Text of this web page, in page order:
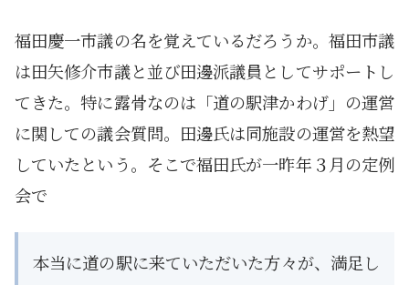
福田慶一市議の名を覚えているだろうか。福田市議
は田矢修介市議と並び田邊派議員としてサポートし
てきた。特に露骨なのは「道の駅津かわげ」の運営
に関しての議会質問。田邊氏は同施設の運営を熱望
していたという。そこで福田氏が一昨年３月の定例
会で
本当に道の駅に来ていただいた方々が、満足し